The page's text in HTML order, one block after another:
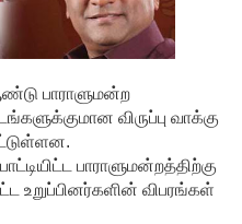
பாராளுமன்ற
விருப்பு வாக்கு
பாராளுமன்றத்திற்கு
உறுப்பினர்களின் விபரங்கள்